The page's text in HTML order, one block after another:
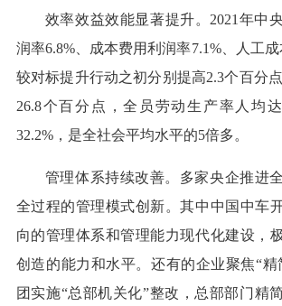
效率效益效能显著提升。2021年中
润率6.8%、成本费用利润率7.1%、人工成
较对标提升行动之初分别提高2.3个百分点
26.8个百分点，全员劳动生产率人均
32.2%，是全社会平均水平的5倍多。
管理体系持续改善。多家央企推进
全过程的管理模式创新。其中中国中车
向的管理体系和管理能力现代化建设，
创造的能力和水平。还有的企业聚焦“精
团实施“总部机关化”整改，总部部门精